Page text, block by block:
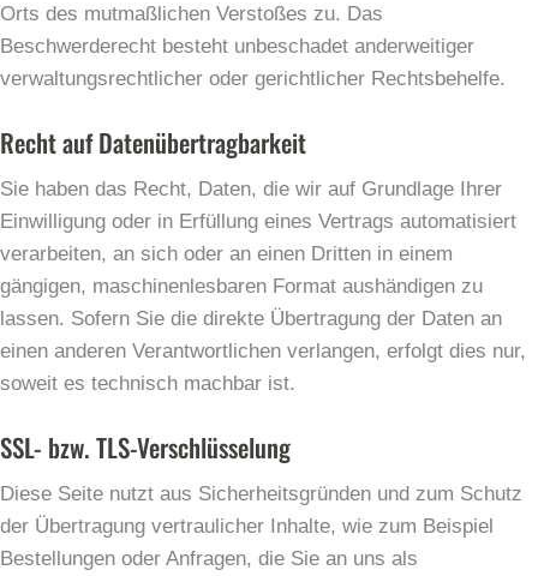
Orts des mutmaßlichen Verstoßes zu. Das
Beschwerderecht besteht unbeschadet anderweitiger
verwaltungsrechtlicher oder gerichtlicher Rechtsbehelfe.
Recht auf Daten­übertrag­barkeit
Sie haben das Recht, Daten, die wir auf Grundlage Ihrer
Einwilligung oder in Erfüllung eines Vertrags automatisiert
verarbeiten, an sich oder an einen Dritten in einem
gängigen, maschinenlesbaren Format aushändigen zu
lassen. Sofern Sie die direkte Übertragung der Daten an
einen anderen Verantwortlichen verlangen, erfolgt dies nur,
soweit es technisch machbar ist.
SSL- bzw. TLS-Verschlüsselung
Diese Seite nutzt aus Sicherheitsgründen und zum Schutz
der Übertragung vertraulicher Inhalte, wie zum Beispiel
Bestellungen oder Anfragen, die Sie an uns als